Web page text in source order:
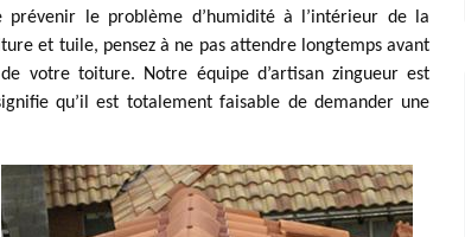
le problème d’humidité à l’intérieur de la
et tuile, pensez à ne pas attendre longtemps avant
votre toiture. Notre équipe d’artisan zingueur est
qu’il est totalement faisable de demander une